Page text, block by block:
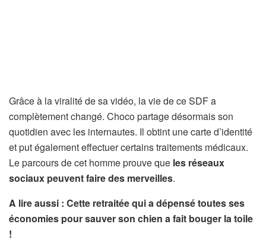
Grâce à la viralité de sa vidéo, la vie de ce SDF a
complètement changé. Choco partage désormais son
quotidien avec les internautes. Il obtint une carte d’identité
et put également effectuer certains traitements médicaux.
Le parcours de cet homme prouve que les réseaux
sociaux peuvent faire des merveilles.
A lire aussi : Cette retraitée qui a dépensé toutes ses
économies pour sauver son chien a fait bouger la toile
!